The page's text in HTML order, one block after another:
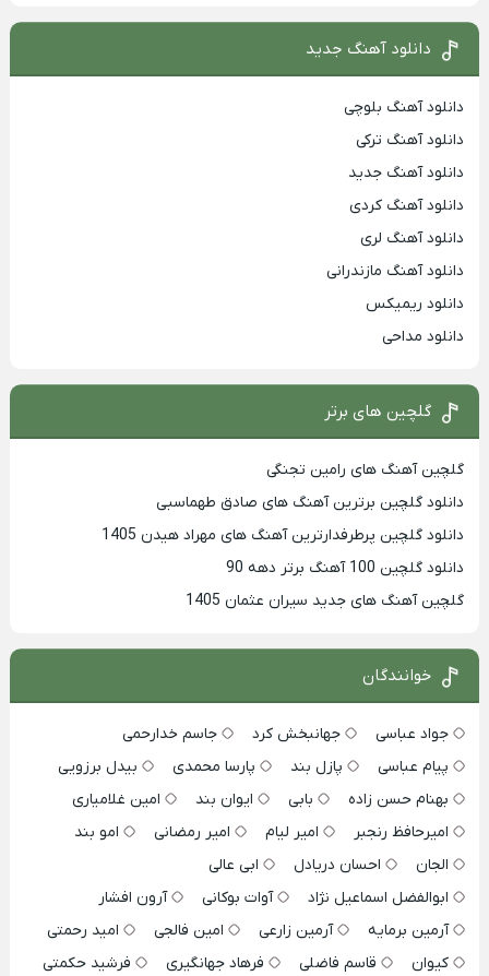
دانلود آهنگ جدید
دانلود آهنگ بلوچی
دانلود آهنگ ترکی
دانلود آهنگ جدید
دانلود آهنگ کردی
دانلود آهنگ لری
دانلود آهنگ مازندرانی
دانلود ریمیکس
دانلود مداحی
گلچین های برتر
گلچین آهنگ های رامین تجنگی
دانلود گلچین برترین آهنگ های صادق طهماسبی
دانلود گلچین پرطرفدارترین آهنگ های مهراد هیدن 1405
دانلود گلچین 100 آهنگ برتر دهه 90
گلچین آهنگ های جدید سیران عثمان 1405
خوانندگان
جواد عباسی جهانبخش کرد
جاسم خدارحمی
پیام عباسی
پازل بند پارسا محمدی
بیدل برزویی
بهنام حسن زاده
بابی ایوان بند
امین غلامیاری
امیرحافظ رنجبر
امیر لیام امیر رمضانی
امو بند
الجان
احسان دریادل
ابی عالی
ابوالفضل اسماعیل نژاد
آوات بوکانی
آرون افشار
آرمین برمایه
آرمین زارعی امین فالجی
امید رحمتی
کیوان
قاسم فاضلی فرهاد جهانگیری
فرشید حکمتی